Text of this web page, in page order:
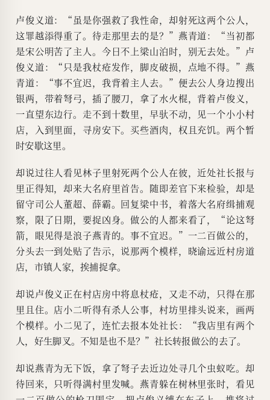
卢俊义道：“虽是你强救了我性命，却射死这两个公人，
这罪越添得重了。待走那里去的是？”燕青道：“当初都
是宋公明苦了主人。今日不上梁山泊时，别无去处。”卢
俊义道：“只是我杖疮发作，脚皮破损，点地不得。”燕
青道：“事不宜迟，我背着主人去。”便去公人身边搜出
银两，带着弩弓，插了腰刀，拿了水火棍，背着卢俊义，
一直望东边行。走不到十数里，早驮不动，见一个小小村
店，入到里面，寻房安下。买些酒肉，权且充饥。两个暂
时安歇这里。
却说过往人看见林子里射死两个公人在彼，近处社长报与
里正得知，却来大名府里首告。随即差官下来检验，却是
留守司公人董超、薛霸。回复梁中书，着落大名府缉捕观
察，限了日期，要捉凶身。做公的人都来看了，“论这弩
箭，眼见得是浪子燕青的。事不宜迟。”一二百做公的，
分头去一到处贴了告示，说那两个模样，晓谕远近村房道
店，市镇人家，挨捕捉拿。
却说卢俊义正在村店房中将息杖疮，又走不动，只得在那
里且住。店小二听得有杀人公事，村坊里排头说来，画两
个模样。小二见了，连忙去报本处社长：“我店里有两个
人，好生脚叉。不知是也不是？”社长转报做公的去了。
却说燕青为无下饭，拿了弩子去近边处寻几个虫蚁吃。却
待回来，只听得满村里发喊。燕青躲在树林里张时，看见